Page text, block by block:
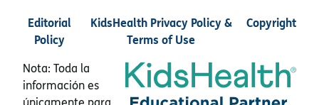
Editorial
Policy
KidsHealth Privacy Policy &
Terms of Use
Copyright
Nota: Toda la
información es